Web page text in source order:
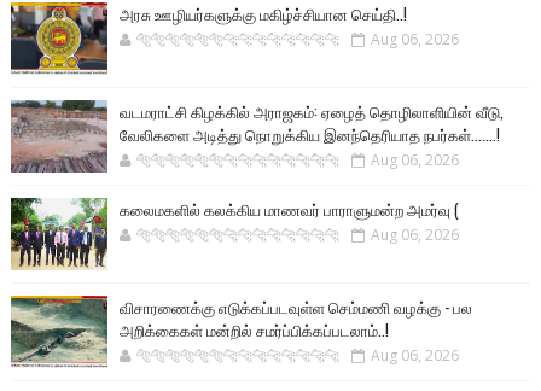
அரசு ஊழியர்களுக்கு மகிழ்ச்சியான செய்தி..!
🐅🐅🐅🐅🐅🐅🐆🐆🐆🐆🐆🐆🐆🐆 Aug 06, 2026
வடமராட்சி கிழக்கில் அராஜகம்: ஏழைத் தொழிலாளியின் வீடு,
வேலிகளை அடித்து நொறுக்கிய இனந்தெரியாத நபர்கள்.......!
🐅🐅🐅🐅🐅🐅🐆🐆🐆🐆🐆🐆🐆🐆 Aug 06, 2026
கலைமகளில் கலக்கிய மாணவர் பாராளுமன்ற அமர்வு (
🐅🐅🐅🐅🐅🐅🐆🐆🐆🐆🐆🐆🐆🐆 Aug 06, 2026
விசாரணைக்கு எடுக்கப்படவுள்ள செம்மணி வழக்கு - பல
அறிக்கைகள் மன்றில் சமர்ப்பிக்கப்படலாம்..!
🐅🐅🐅🐅🐅🐅🐆🐆🐆🐆🐆🐆🐆🐆 Aug 06, 2026